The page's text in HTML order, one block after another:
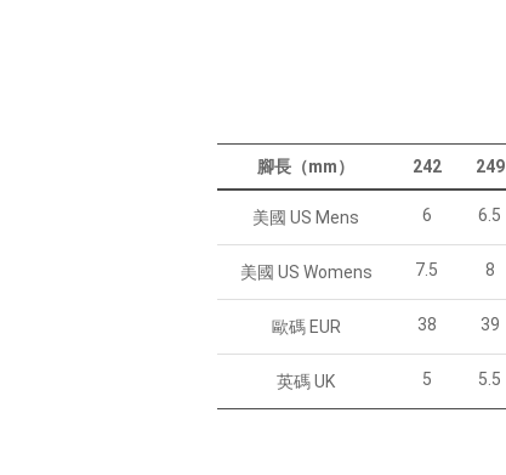
腳長（mm） 242 249
美國 US Mens 6 6.5
美國 US Womens 7.5 8
歐碼 EUR 38 39
英碼 UK 5 5.5